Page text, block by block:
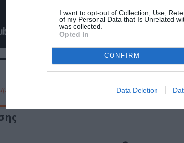
I want to opt-out of Collection, Use,
of my Personal Data that Is Unrelated
was collected.
Opted In
CONFIRM
Data Deletion
και οι παράλληλες δράσεις